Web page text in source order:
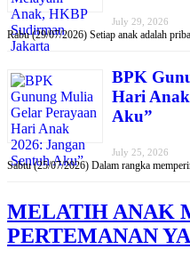
July 29, 2026
Rabu (29/07/2026) Setiap anak adalah
BPK
Hari
Aku”
July 25, 2026
Sabtu (25/07/2026) Dalam rangka
MELATIH ANAK
PERTEMANAN